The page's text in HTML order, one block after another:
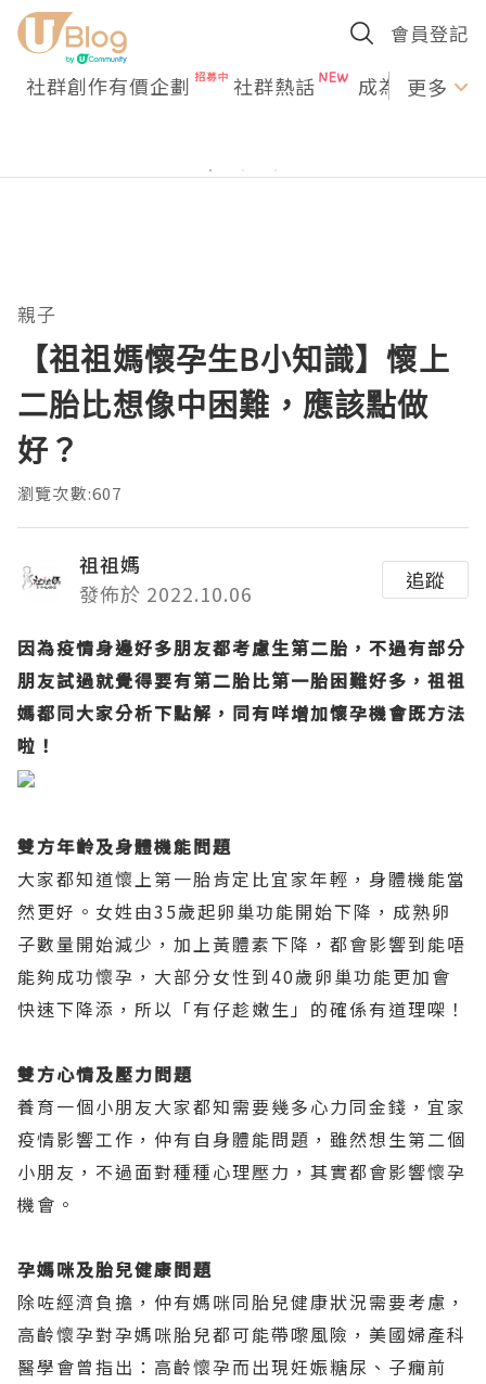
會員登記
社群創作有價企劃 社群熱話 成為U更多
親子
【祖祖媽懷孕生B小知識】懷上
二胎比想像中困難，應該點做
好？
瀏覽次數:607
祖祖媽
發佈於 2022.10.06
追蹤
因為疫情身邊好多朋友都考慮生第二胎，不過有部分
朋友試過就覺得要有第二胎比第一胎困難好多，祖祖
媽都同大家分析下點解，同有咩增加懷孕機會既方法
啦！
雙方年齡及身體機能問題
大家都知道懷上第一胎肯定比宜家年輕，身體機能當
然更好。女姓由35歲起卵巢功能開始下降，成熟卵
子數量開始減少，加上黃體素下降，都會影響到能唔
能夠成功懷孕，大部分女性到40歲卵巢功能更加會
快速下降添，所以「有仔趁嫩生」的確係有道理㗎！
雙方心情及壓力問題
養育一個小朋友大家都知需要幾多心力同金錢，宜家
疫情影響工作，仲有自身體能問題，雖然想生第二個
小朋友，不過面對種種心理壓力，其實都會影響懷孕
機會。
孕媽咪及胎兒健康問題
除咗經濟負擔，仲有媽咪同胎兒健康狀況需要考慮，
高齡懷孕對孕媽咪胎兒都可能帶嚟風險，美國婦產科
醫學會曾指出：高齡懷孕而出現妊娠糖尿、子癇前